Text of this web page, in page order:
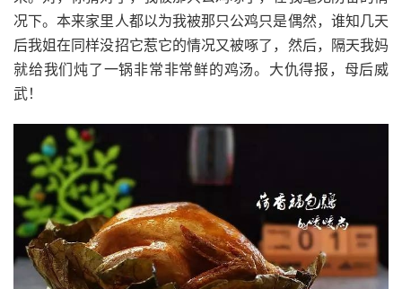
况下。本来家里人都以为我被那只公鸡只是偶然，谁知几天
后我姐在同样没招它惹它的情况又被啄了，然后，隔天我妈
就给我们炖了一锅非常非常鲜的鸡汤。大仇得报，母后威
武！